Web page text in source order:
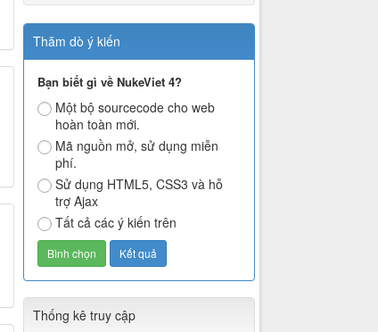
Thăm dò ý kiến
Bạn biết gì về NukeViet 4?
Một bộ sourcecode cho web
hoàn toàn mới.
Mã nguồn mở, sử dụng miễn
phí.
Sử dụng HTML5, CSS3 và hỗ
trợ Ajax
Tất cả các ý kiến trên
Thống kê truy cập